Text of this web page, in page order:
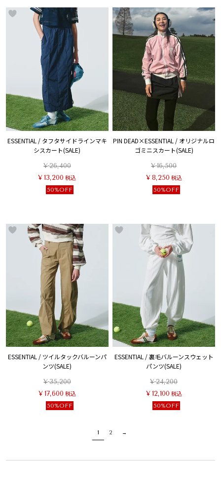
ESSENTIAL / タフタサイドラインマキ
シスカート(SALE)
¥26,400
¥ 13,200 税込
50%OFF
PIN DEAD×ESSENTIAL / オリジナルロ
ゴミニスカート(SALE)
¥16,500
¥ 8,250 税込
50%OFF
ESSENTIAL / ツイルタックバルーンパ
ンツ(SALE)
¥35,200
¥17,600 税込
50%OFF
ESSENTIAL / 裏毛バルーンスウェット
パンツ(SALE)
¥24,200
¥ 12,100 税込
50%OFF
1 2